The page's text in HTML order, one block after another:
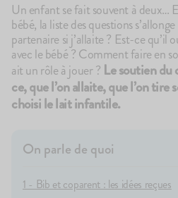
Un enfant se fait souvent à deux…
bébé, la liste des questions
partenaire si j’allaite ? Est-ce qu’il
avec le bébé ? Comment faire en
ait un rôle à jouer ? Le soutien
ce, que l’on allaite, que l’on tire
choisi le lait infantile.
On parle de quoi
1 - Bib et coparent : les idées reçues